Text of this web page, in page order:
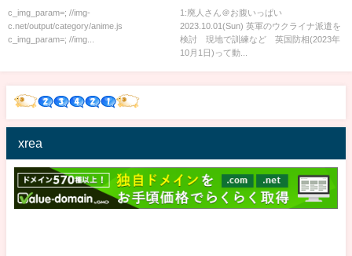
c_img_param=; //img-
c.net/output/category/anime.js
c_img_param=; //img...
年10月1日)
1:廃人さん＠お腹いっぱい
2023.10.01(Sun) 英軍のウクライナ派遣を
検討 現地で訓練など 英国防相(2023年
10月1日)って動...
xrea